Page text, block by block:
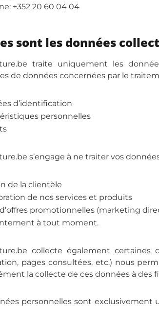
+352 20 60 04 04
sont les données
traite uniquement les
de données concernées par le
d’identification
personnelles
s’engage à ne traiter vos
de la clientèle
de nos services et produits
promotionnelles (marketing
à tout moment.
collecte également certaines
pages consultées, etc.) nous
la collecte de ces données à des
personnelles sont exclusivement